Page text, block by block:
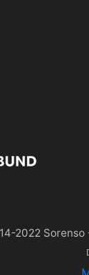
2022 Sorenso